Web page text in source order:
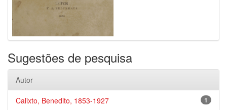
Sugestões de pesquisa
Autor
1
Calixto, Benedito, 1853-1927